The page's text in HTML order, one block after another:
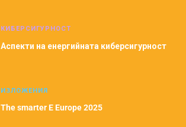
КИБЕРСИГУРНОСТ
Аспекти на енергийната киберсигурност
ИЗЛОЖЕНИЯ
The smarter E Europe 2025